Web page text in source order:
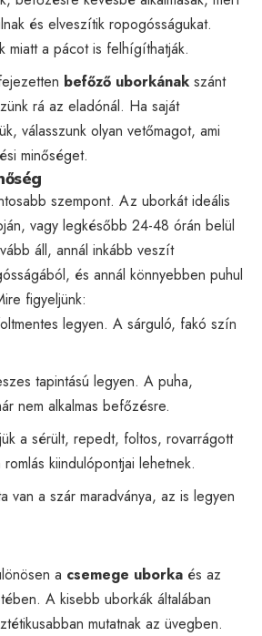
és elveszítik ropogósságukat.
miatt a pácot is felhígíthatják.
befőző uborkának szánt
rá az eladónál. Ha saját
válasszunk olyan vetőmagot, ami
minőséget.
szempont. Az uborkát ideális
vagy legkésőbb 24-48 órán belül
áll, annál inkább veszít
és annál könnyebben puhul
figyeljünk:
legyen. A sárguló, fakó szín
tapintású legyen. A puha,
nem alkalmas befőzésre.
a sérült, repedt, foltos, rovarrágott
kiindulópontjai lehetnek.
van a szár maradványa, az is legyen
a csemege uborka és az
A kisebb uborkák általában
mutatnak az üvegben.